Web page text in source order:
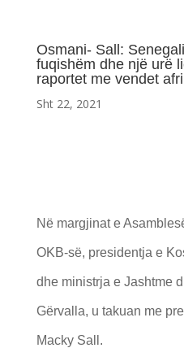
Osmani- Sall:
fuqishëm dhe një urë
raportet me vendet
Sht 22, 2021
Në margjinat e
OKB-së, presidentja e
dhe ministrja e Jashtme
Gërvalla, u takuan me
Macky Sall.